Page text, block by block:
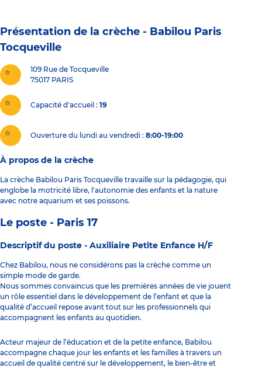
Présentation de la crèche - Babilou Paris
Tocqueville
109 Rue de Tocqueville
75017 PARIS
Capacité d'accueil 19
Ouverture du lundi au vendredi : 8:00-19:00
À propos de la crèche
La crèche Babilou Paris Tocqueville travaille sur la pédagogie, qui
englobe la motricité libre, l'autonomie des enfants et la nature
avec notre aquarium et ses poissons.
Le poste - Paris 17
Descriptif du poste - Auxiliaire Petite Enfance H/F
Chez Babilou, nous ne considérons pas la crèche comme un
simple mode de garde.
Nous sommes convaincus que les premières années de vie jouent
un rôle essentiel dans le développement de l’enfant et que la
qualité d’accueil repose avant tout sur les professionnels qui
accompagnent les enfants au quotidien.
Acteur majeur de l’éducation et de la petite enfance, Babilou
accompagne chaque jour les enfants et les familles à travers un
accueil de qualité centré sur le développement, le bien-être et